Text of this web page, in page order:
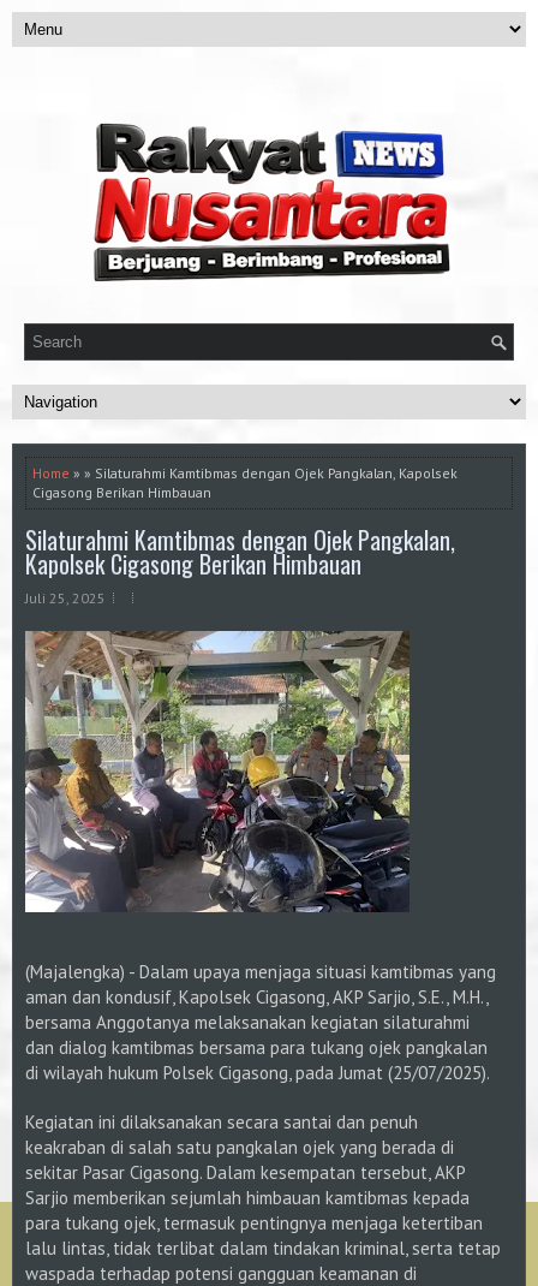
Home » » Silaturahmi Kamtibmas dengan Ojek Pangkalan, Kapolsek
Cigasong Berikan Himbauan
Silaturahmi Kamtibmas dengan Ojek Pangkalan,
Kapolsek Cigasong Berikan Himbauan
Juli 25, 2025
(Majalengka) - Dalam upaya menjaga situasi kamtibmas yang
aman dan kondusif, Kapolsek Cigasong, AKP Sarjio, S.E., M.H.,
bersama Anggotanya melaksanakan kegiatan silaturahmi
dan dialog kamtibmas bersama para tukang ojek pangkalan
di wilayah hukum Polsek Cigasong, pada Jumat (25/07/2025).
Kegiatan ini dilaksanakan secara santai dan penuh
keakraban di salah satu pangkalan ojek yang berada di
sekitar Pasar Cigasong. Dalam kesempatan tersebut, AKP
Sarjio memberikan sejumlah himbauan kamtibmas kepada
para tukang ojek, termasuk pentingnya menjaga ketertiban
lalu lintas, tidak terlibat dalam tindakan kriminal, serta tetap
waspada terhadap potensi gangguan keamanan di